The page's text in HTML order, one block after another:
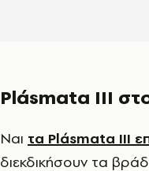
Plásmata III
Ναι τα Plásmata III
διεκδικήσουν τα